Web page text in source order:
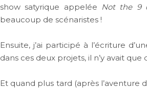
show satyrique appelée Not the 9
beaucoup de scénaristes !
Ensuite, j’ai participé à l’écriture
dans ces deux projets, il n’y avait
Et quand plus tard (après l’aventure